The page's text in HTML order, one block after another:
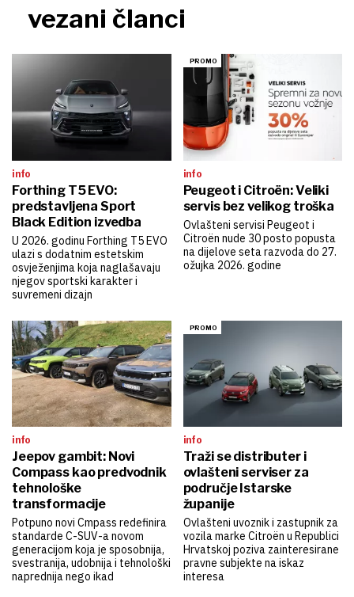
vezani članci
info
Forthing T5 EVO:
predstavljena Sport
Black Edition izvedba
U 2026. godinu Forthing T5 EVO
ulazi s dodatnim estetskim
osvježenjima koja naglašavaju
njegov sportski karakter i
suvremeni dizajn
info
Peugeot i Citroën: Veliki
servis bez velikog troška
Ovlašteni servisi Peugeot i
Citroën nude 30 posto popusta
na dijelove seta razvoda do 27.
ožujka 2026. godine
info
Jeepov gambit: Novi
Compass kao predvodnik
tehnološke
transformacije
Potpuno novi Cmpass redefinira
standarde C-SUV-a novom
generacijom koja je sposobnija,
svestranija, udobnija i tehnološki
naprednija nego ikad
info
Traži se distributer i
ovlašteni serviser za
područje Istarske
županije
Ovlašteni uvoznik i zastupnik za
vozila marke Citroën u Republici
Hrvatskoj poziva zainteresirane
pravne subjekte na iskaz
interesa